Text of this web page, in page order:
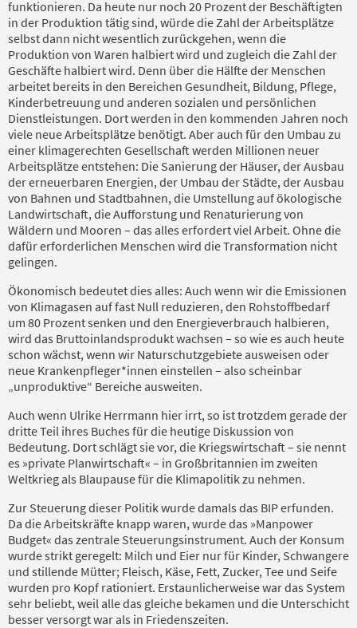
funktionieren. Da heute nur noch 20 Prozent der Beschäftigten
in der Produktion tätig sind, würde die Zahl der Arbeitsplätze
selbst dann nicht wesentlich zurückgehen, wenn die
Produktion von Waren halbiert wird und zugleich die Zahl der
Geschäfte halbiert wird. Denn über die Hälfte der Menschen
arbeitet bereits in den Bereichen Gesundheit, Bildung, Pflege,
Kinderbetreuung und anderen sozialen und persönlichen
Dienstleistungen. Dort werden in den kommenden Jahren noch
viele neue Arbeitsplätze benötigt. Aber auch für den Umbau zu
einer klimagerechten Gesellschaft werden Millionen neuer
Arbeitsplätze entstehen: Die Sanierung der Häuser, der Ausbau
der erneuerbaren Energien, der Umbau der Städte, der Ausbau
von Bahnen und Stadtbahnen, die Umstellung auf ökologische
Landwirtschaft, die Aufforstung und Renaturierung von
Wäldern und Mooren – das alles erfordert viel Arbeit. Ohne die
dafür erforderlichen Menschen wird die Transformation nicht
gelingen.
Ökonomisch bedeutet dies alles: Auch wenn wir die Emissionen
von Klimagasen auf fast Null reduzieren, den Rohstoffbedarf
um 80 Prozent senken und den Energieverbrauch halbieren,
wird das Bruttoinlandsprodukt wachsen – so wie es auch heute
schon wächst, wenn wir Naturschutzgebiete ausweisen oder
neue Krankenpfleger*innen einstellen – also scheinbar
„unproduktive“ Bereiche ausweiten.
Auch wenn Ulrike Herrmann hier irrt, so ist trotzdem gerade der
dritte Teil ihres Buches für die heutige Diskussion von
Bedeutung. Dort schlägt sie vor, die Kriegswirtschaft – sie nennt
es »private Planwirtschaft« – in Großbritannien im zweiten
Weltkrieg als Blaupause für die Klimapolitik zu nehmen.
Zur Steuerung dieser Politik wurde damals das BIP erfunden.
Da die Arbeitskräfte knapp waren, wurde das »Manpower
Budget« das zentrale Steuerungsinstrument. Auch der Konsum
wurde strikt geregelt: Milch und Eier nur für Kinder, Schwangere
und stillende Mütter; Fleisch, Käse, Fett, Zucker, Tee und Seife
wurden pro Kopf rationiert. Erstaunlicherweise war das System
sehr beliebt, weil alle das gleiche bekamen und die Unterschicht
besser versorgt war als in Friedenszeiten.